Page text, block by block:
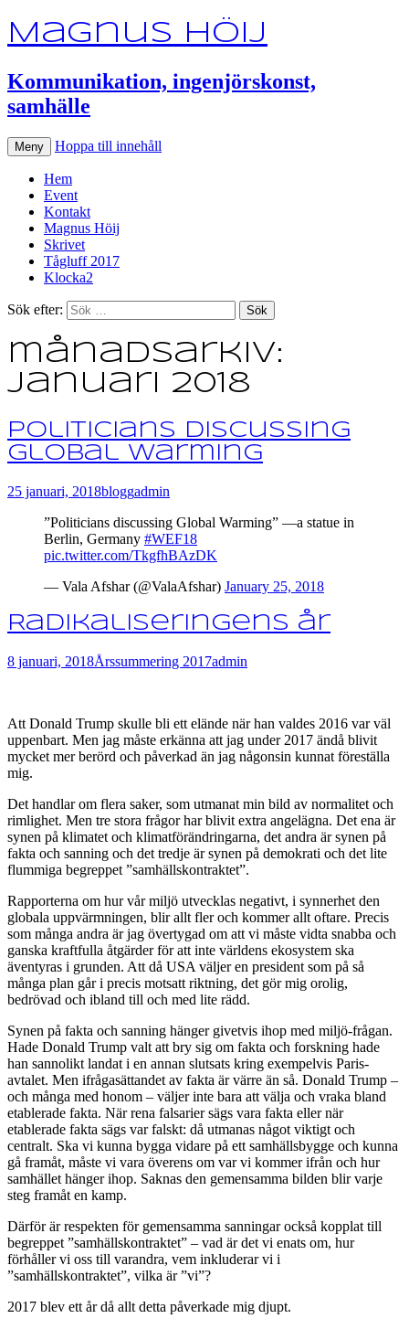
Magnus Höij
Kommunikation, ingenjörskonst,
samhälle
Meny Hoppa till innehåll
Hem
Event
Kontakt
Magnus Höij
Skrivet
Tågluff 2017
Klocka2
Sök efter:
månadsarkiv:
januari 2018
Politicians discussing
Global Warming
25 januari, 2018bloggadmin
”Politicians discussing Global Warming” —a statue in
Berlin, Germany #WEF18
pic.twitter.com/TkgfhBAzDK
— Vala Afshar (@ValaAfshar) January 25, 2018
Radikaliseringens år
8 januari, 2018Årssummering 2017admin
Att Donald Trump skulle bli ett elände när han valdes 2016 var väl
uppenbart. Men jag måste erkänna att jag under 2017 ändå blivit
mycket mer berörd och påverkad än jag någonsin kunnat föreställa
mig.
Det handlar om flera saker, som utmanat min bild av normalitet och
rimlighet. Men tre stora frågor har blivit extra angelägna. Det ena är
synen på klimatet och klimatförändringarna, det andra är synen på
fakta och sanning och det tredje är synen på demokrati och det lite
flummiga begreppet ”samhällskontraktet”.
Rapporterna om hur vår miljö utvecklas negativt, i synnerhet den
globala uppvärmningen, blir allt fler och kommer allt oftare. Precis
som många andra är jag övertygad om att vi måste vidta snabba och
ganska kraftfulla åtgärder för att inte världens ekosystem ska
äventyras i grunden. Att då USA väljer en president som på så
många plan går i precis motsatt riktning, det gör mig orolig,
bedrövad och ibland till och med lite rädd.
Synen på fakta och sanning hänger givetvis ihop med miljö-frågan.
Hade Donald Trump valt att bry sig om fakta och forskning hade
han sannolikt landat i en annan slutsats kring exempelvis Paris-
avtalet. Men ifrågasättandet av fakta är värre än så. Donald Trump –
och många med honom – väljer inte bara att välja och vraka bland
etablerade fakta. När rena falsarier sägs vara fakta eller när
etablerade fakta sägs var falskt: då utmanas något viktigt och
centralt. Ska vi kunna bygga vidare på ett samhällsbygge och kunna
gå framåt, måste vi vara överens om var vi kommer ifrån och hur
samhället hänger ihop. Saknas den gemensamma bilden blir varje
steg framåt en kamp.
Därför är respekten för gemensamma sanningar också kopplat till
begreppet ”samhällskontraktet” – vad är det vi enats om, hur
förhåller vi oss till varandra, vem inkluderar vi i
”samhällskontraktet”, vilka är ”vi”?
2017 blev ett år då allt detta påverkade mig djupt.